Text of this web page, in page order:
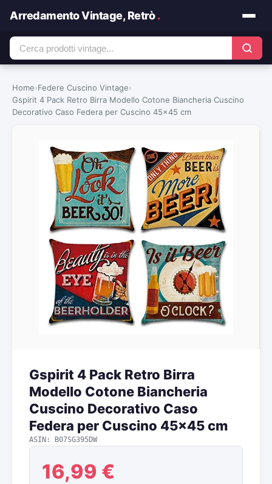
Arredamento Vintage, Retrò.
Home›Federe Cuscino Vintage›
Gspirit 4 Pack Retro Birra Modello Cotone Biancheria Cuscino
Decorativo Caso Federa per Cuscino 45×45 cm
Gspirit 4 Pack Retro Birra
Modello Cotone Biancheria
Cuscino Decorativo Caso
Federa per Cuscino 45×45 cm
ASIN: B07SG395DW
16,99 €